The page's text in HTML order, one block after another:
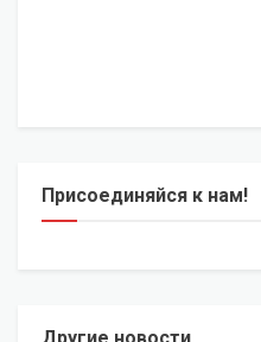
Присоединяйся к нам!